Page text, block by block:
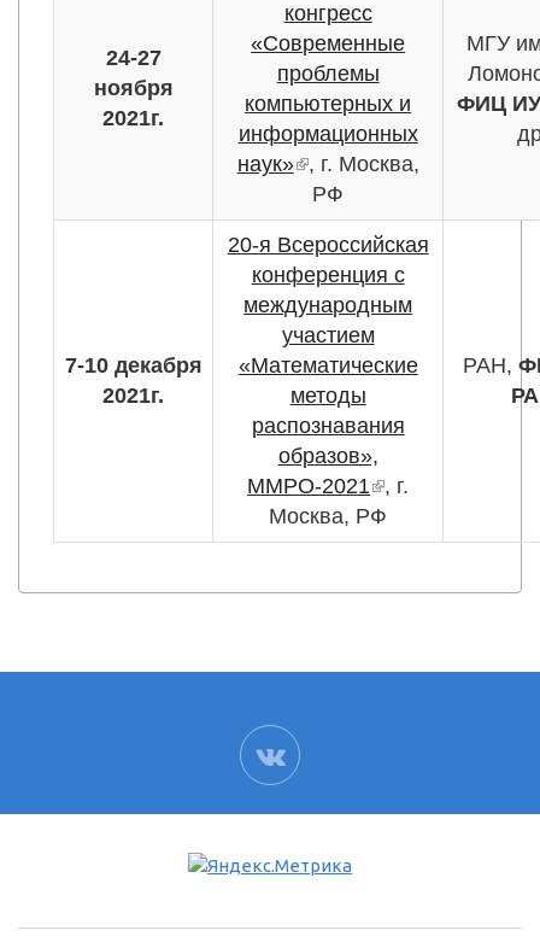
24-27
ноября
2021г.
конгресс
«Современные
проблемы
компьютерных и
информационных
наук»(внешняя ссылка)
, г. Москва,
РФ
МГУ
ФИЦ
7-10 декабря
2021г.
20-я Всероссийская
конференция с
международным
участием
«Математические
методы
распознавания
образов»,
ММРО-2021 (внешняя
, г.
Москва, РФ
РАН,
ВК